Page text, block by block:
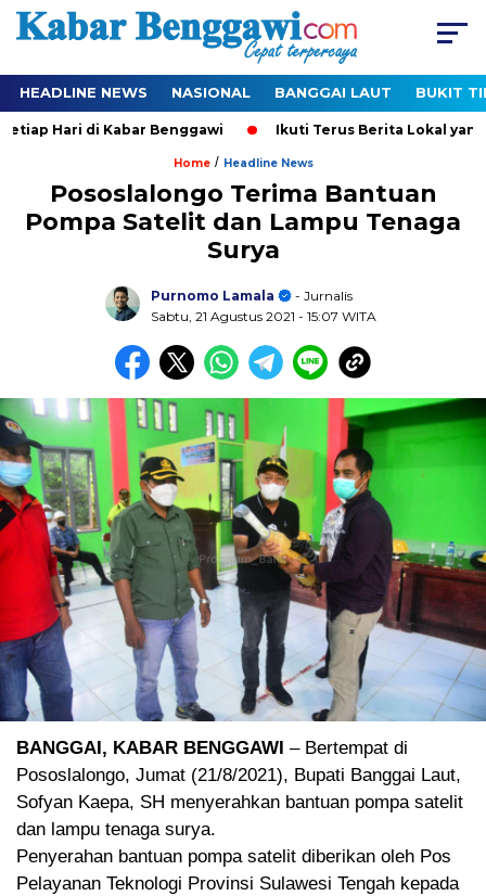
HEADLINE NEWS NASIONAL BANGGAI LAUT BUKIT
Hari di Kabar Benggawi Ikuti Terus Berita Lokal yang
Home/ Headline News
Pososlalongo Terima Bantuan
Pompa Satelit dan Lampu Tenaga
Surya
Purnomo Lamala
- Jurnalis
Sabtu, 21 Agustus 2021 - 15:07 WITA
BANGGAI, KABAR BENGGAWI – Bertempat di
Pososlalongo, Jumat (21/8/2021), Bupati Banggai Laut,
Sofyan Kaepa, SH menyerahkan bantuan pompa satelit
dan lampu tenaga surya.
Penyerahan bantuan pompa satelit diberikan oleh Pos
Pelayanan Teknologi Provinsi Sulawesi Tengah kepada